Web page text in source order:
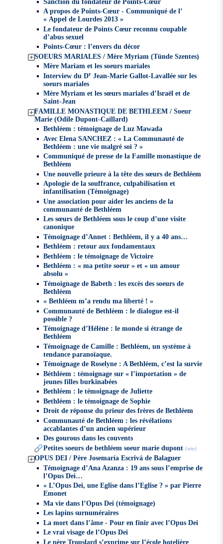
A propos de Points-Cœur - Communiqué de l’
« Appel de Lourdes 2013 »
Le fondateur de Points Cœur reconnu coupable
d’abus sexuel
Points-Cœur : l’envers du décor
SOEURS MARIALES / Mère Myriam (Tünde Szentes)
Mère Mariam et les soeurs mariales
Interview du DrJean-Marie Gallot-Lavallée sur les
soeurs mariales
Mère Myriam et les sœurs mariales d’Israël et de
Saint-Jean
FAMILLE MONASTIQUE DE BETHLEEM / Soeur
Marie (Odile Dupont-Caillard)
Bethléem : témoignage de Luz Mawada
Avec Elena SANCHEZ : « La Communauté de
Bethléem : une vie malgré soi ? »
Communiqué de presse de la Famille monastique de
Bethléem
Une nouvelle prieure à la tête des sœurs de Bethléem
Apologie de la souffrance, culpabilisation et
infantilisation (Témoignage)
Une association pour aider les anciens de la
communauté de Bethléem
Les sœurs de Bethléem sous le coup d’une visite
canonique
Témoignage d’Annet : Bethléem, il y a 40 ans…
Bethléem : retour aux fondamentaux
Bethléem : le témoignage de Victoire
Bethléem : « ma petite soeur » et « un amour
absolu »
Témoignage de Babeth : les excès des soeurs de
Bethléem
« Bethléem m’a rendu ma liberté ! »
Communauté de Bethléem : le dialogue est-il
possible ?
Témoignage d’Hélène : le monde si étrange de
Bethléem
Témoignage de Camille : Bethléem, un système à
tendance paranoïaque.
Témoignage de Roselyne : A Bethléem, c’est la survie
Béthléem : témoignage sur « l’importation » de
jeunes filles burkinabées
Bethléem : le témoignage de Juliette
Bethléem : le témoignage de Sophie
Droit de réponse du prieur des frères de Bethléem
Communauté de Bethléem : les révélations
accablantes d’un ancien supérieur
Des gourous dans les couvents
Petites soeurs de bethléem soeur marie dupont (site)
OPUS DEI / Père Josemaría Escrivá de Balaguer
Témoignage d’Ana Azanza : 19 ans sous l’emprise de
l’Opus Dei…
« L’Opus Dei, une Eglise dans l’Eglise ? » par Pierre
Emonet
Ma vie dans l’Opus Dei (témoignage)
Les lapins surnuméraires
La mort dans l’âme - Pour en finir avec l’Opus Dei
Le vrai visage de l’Opus Dei
Le père Trouslard s’exprime sur l’école hotelière